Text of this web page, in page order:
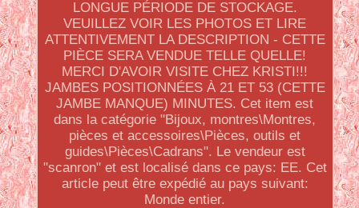
LONGUE PÉRIODE DE STOCKAGE.
VEUILLEZ VOIR LES PHOTOS ET LIRE
ATTENTIVEMENT LA DESCRIPTION - CETTE
PIÈCE SERA VENDUE TELLE QUELLE!
MERCI D'AVOIR VISITE CHEZ KRISTI!!!
JAMBES POSITIONNÉES À 21 ET 53 (CETTE
JAMBE MANQUE) MINUTES. Cet item est
dans la catégorie "Bijoux, montres\Montres,
pièces et accessoires\Pièces, outils et
guides\Pièces\Cadrans". Le vendeur est
"scanron" et est localisé dans ce pays: EE. Cet
article peut être expédié au pays suivant:
Monde entier.